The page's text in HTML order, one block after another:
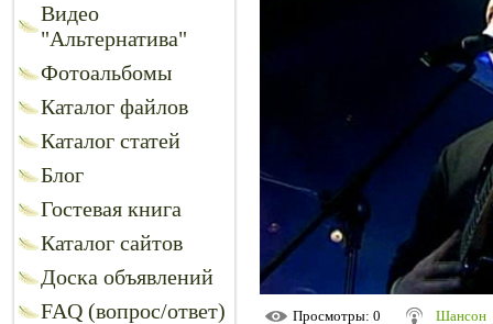
Видео
"Альтернатива"
Фотоальбомы
Каталог файлов
Каталог статей
Блог
Гостевая книга
Каталог сайтов
Доска объявлений
FAQ (вопрос/ответ)
Просмотры: 0 Шансон